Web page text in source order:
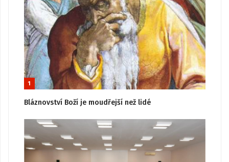
1
Bláznovství Boží je moudřejší než lidé